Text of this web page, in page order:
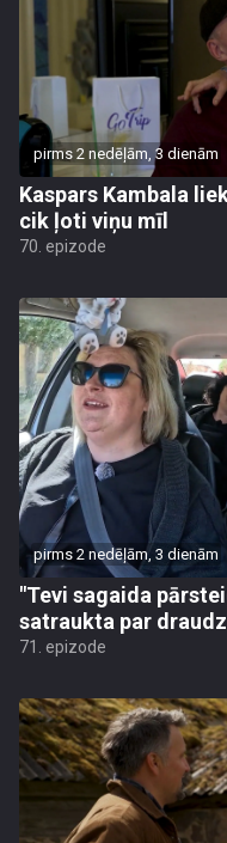
pirms 2 nedēļām, 3 dienām
Kaspars Kambala
cik ļoti viņu mīl
70. epizode
pirms 2 nedēļām, 3 dienām
"Tevi sagaida
satraukta par
71. epizode